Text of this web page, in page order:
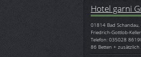
Hotel garni
01814 Bad
Friedrich-Gottlob-
Telefon: 035028
86 Betten +